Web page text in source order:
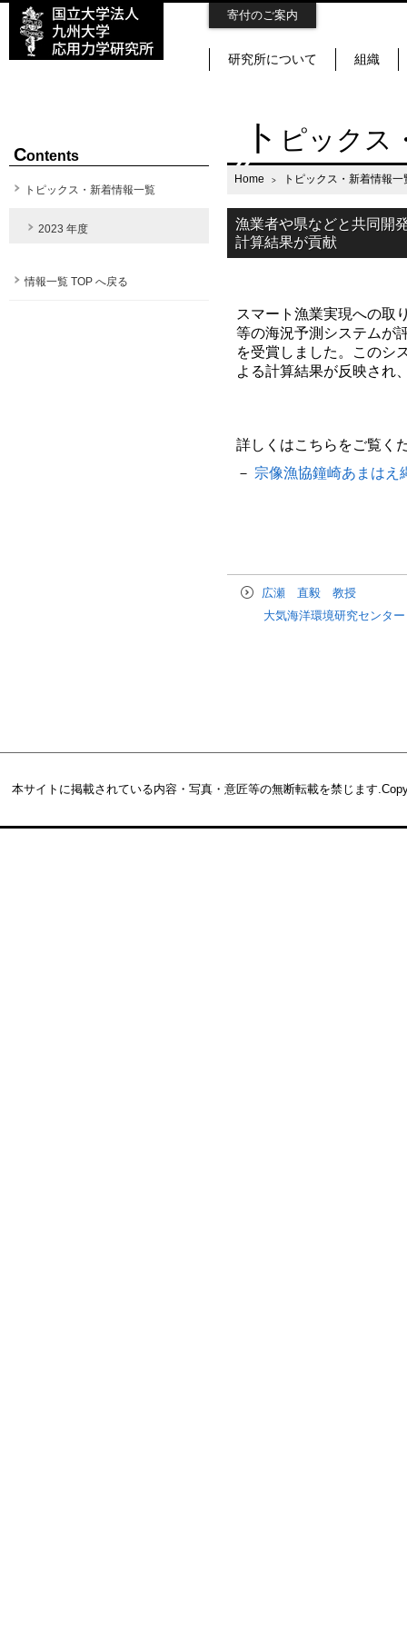
寄付のご案内
研究所について 組織
Contents
トピックス・新着情報一覧
2023 年度
情報一覧 TOP へ戻る
ト ピックス
Home トピックス・新着情報一
漁業者や県などと共同開
計算結果が貢献
スマート漁業実現への取
等の海況予測システムが
を受賞しました。このシ
よる計算結果が反映され
詳しくはこちらをご覧く
－ 宗像漁協鐘崎あまはえ
広瀬 直毅 教授
大気海洋環境研究センタ
本サイトに掲載されている内容・写真・意匠等の無断転載を禁じます.